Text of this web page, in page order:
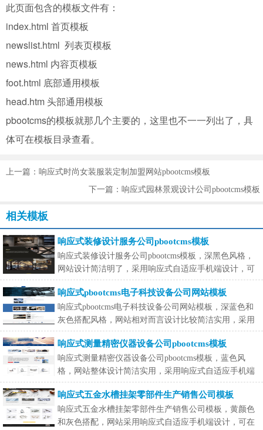
此页面包含的模板文件有：
index.html 首页模板
newslist.html 列表页模板
news.html 内容页模板
foot.html 底部通用模板
head.htm 头部通用模板
pbootcms的模板就那几个主要的，这里也不一一列出了，具
体可在模板目录查看。
上一篇：响应式时尚女装服装定制加盟网站pbootcms模板
下一篇：响应式园林景观设计公司pbootcms模板
相关模板
响应式装修设计服务公司pbootcms模板
响应式装修设计服务公司pbootcms模板，深黑色风格，
网站设计简洁明了，采用响应式自适应手机端设计，可
在手机端适
响应式pbootcms电子科技设备公司网站模板
响应式pbootcms电子科技设备公司网站模板，深蓝色和
灰色搭配风格，网站相对而言设计比较简洁实用，采用
响应式自适
响应式测量精密仪器设备公司pbootcms模板
响应式测量精密仪器设备公司pbootcms模板，蓝色风
格，网站整体设计简洁实用，采用响应式自适应手机端
设计，可在手
响应式五金水槽挂架零部件生产销售公司模板
响应式五金水槽挂架零部件生产销售公司模板，黄颜色
和灰色搭配，网站采用响应式自适应手机端设计，可在